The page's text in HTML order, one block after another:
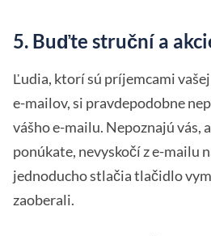
5. Buďte struční a
Ľudia, ktorí sú príjemcami
e-mailov, si pravdepodobne
vášho e-mailu. Nepoznajú vás,
ponúkate, nevyskočí z e-mailu
jednoducho stlačia tlačidlo
zaoberali.